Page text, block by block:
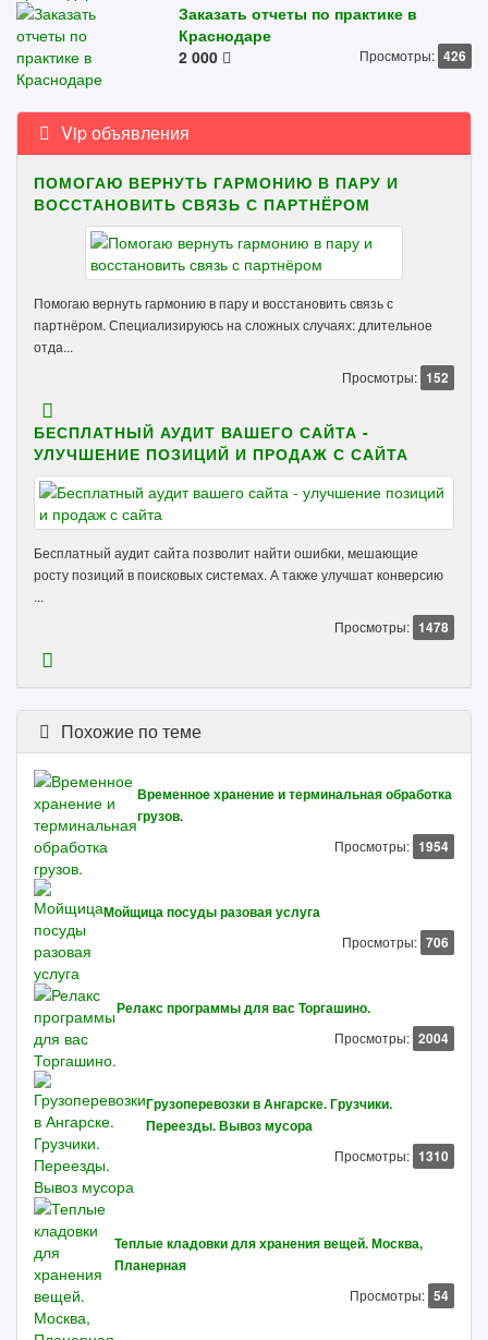
Заказать отчеты по практике в
Краснодаре
2 000
Просмотры: 426
Vip объявления
ПОМОГАЮ ВЕРНУТЬ ГАРМОНИЮ В ПАРУ И
ВОССТАНОВИТЬ СВЯЗЬ С ПАРТНЁРОМ
Помогаю вернуть гармонию в пару и восстановить связь с
партнёром. Специализируюсь на сложных случаях: длительное
отда...
Просмотры: 152
БЕСПЛАТНЫЙ АУДИТ ВАШЕГО САЙТА -
УЛУЧШЕНИЕ ПОЗИЦИЙ И ПРОДАЖ С САЙТА
Бесплатный аудит сайта позволит найти ошибки, мешающие
росту позиций в поисковых системах. А также улучшат конверсию
...
Просмотры: 1478
Похожие по теме
Временное хранение и терминальная обработка
грузов.
Просмотры: 1954
Мойщица посуды разовая услуга
Просмотры: 706
Релакс программы для вас Торгашино.
Просмотры: 2004
Грузоперевозки в Ангарске. Грузчики.
Переезды. Вывоз мусора
Просмотры: 1310
Теплые кладовки для хранения вещей. Москва,
Планерная
Просмотры: 54